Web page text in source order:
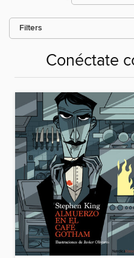
Filters
Conéctate